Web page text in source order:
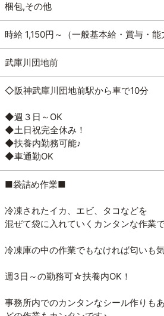
梱包,その他
時給 1,150円～（一般基本給・賞与・
武庫川団地前
◇阪神武庫川団地前駅から車で10分
◆週３日～OK
◆土日祝完全休み！
◆扶養内勤務可能♪
◆車通勤OK
■袋詰め作業■
冷凍されたイカ、エビ、タコなどを
混ぜて袋に入れていくカンタンな作業
冷凍庫の中の作業でもなければ匂いも
週3日～の勤務可☆扶養内OK！
事務所内でのカンタンなシール作りもあ